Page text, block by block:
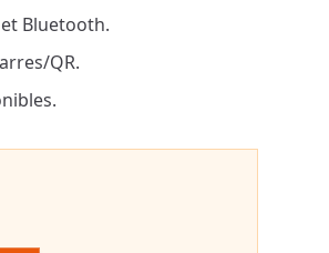
Bluetooth.
QR.